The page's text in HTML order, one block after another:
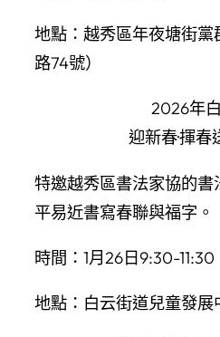
地點：越秀區年夜塘街
路74號）
2026年
迎新春·揮春
特邀越秀區書法家協的
平易近書寫春聯與福字。
時間：1月26日9:30-11:30
地點：白云街道兒童發展